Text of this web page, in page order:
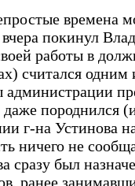
времена
покинул
работы в
считался
администрации
породнился
г-на Устинова
ничего не
сразу был
ранее